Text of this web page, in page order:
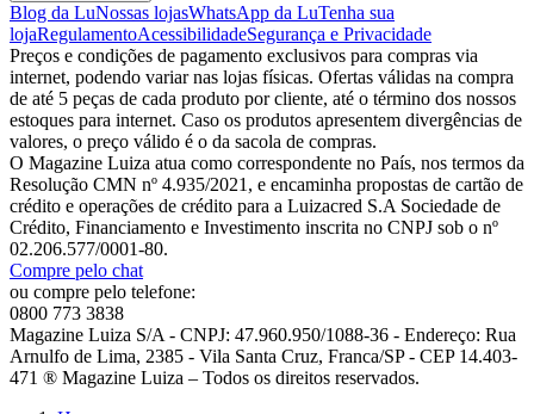
Blog da LuNossas lojasWhatsApp da LuTenha sua
lojaRegulamentoAcessibilidadeSegurança e Privacidade
Preços e condições de pagamento exclusivos para compras via
internet, podendo variar nas lojas físicas. Ofertas válidas na compra
de até 5 peças de cada produto por cliente, até o término dos nossos
estoques para internet. Caso os produtos apresentem divergências de
valores, o preço válido é o da sacola de compras.
O Magazine Luiza atua como correspondente no País, nos termos da
Resolução CMN nº 4.935/2021, e encaminha propostas de cartão de
crédito e operações de crédito para a Luizacred S.A Sociedade de
Crédito, Financiamento e Investimento inscrita no CNPJ sob o nº
02.206.577/0001-80.
Compre pelo chat
ou compre pelo telefone:
0800 773 3838
Magazine Luiza S/A - CNPJ: 47.960.950/1088-36 - Endereço: Rua
Arnulfo de Lima, 2385 - Vila Santa Cruz, Franca/SP - CEP 14.403-
471 ® Magazine Luiza – Todos os direitos reservados.